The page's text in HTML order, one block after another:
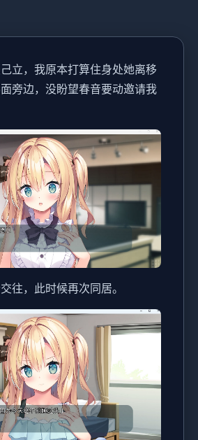
立，我原本打算住身处她离移
旁边，没盼望春音要动邀请我
往，此时候再次同居。